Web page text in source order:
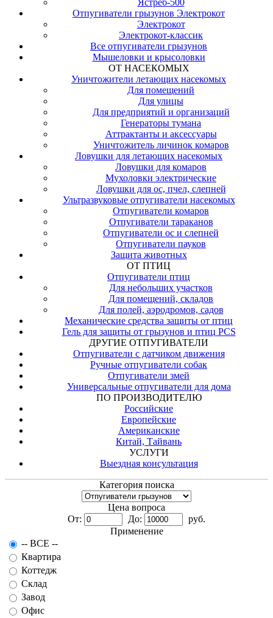
Ястреб-500
Отпугиватели грызунов Электрокот
Электрокот
Электрокот-классик
Все отпугиватели грызунов
Мышеловки и крысоловки
ОТ НАСЕКОМЫХ
Уничтожители летающих насекомых
Для помещений
Для улицы
Для предприятий и организаций
Генераторы тумана
Аттрактанты и аксессуары
Уничтожитель личинок комаров
Ловушки для летающих насекомых
Ловушки для комаров
Мухоловки электрические
Ловушки для ос, пчел, слепней
Ультразвуковые отпугиватели насекомых
Отпугиватели комаров
Отпугиватели тараканов
Отпугиватели ос и слепней
Отпугиватели пауков
Защита животных
ОТ ПТИЦ
Отпугиватели птиц
Для небольших участков
Для помещений, складов
Для полей, аэродромов, садов
Механические средства защиты от птиц
Гель для защиты от грызунов и птиц PCS
ДРУГИЕ ОТПУГИВАТЕЛИ
Отпугиватели с датчиком движения
Ручные отпугиватели собак
Отпугиватели змей
Универсальные отпугиватели для дома
ПО ПРОИЗВОДИТЕЛЮ
Российские
Европейские
Американские
Китай, Тайвань
УСЛУГИ
Выездная консультация
Категория поиска
Цена вопроса
От:
До:
руб.
Применение
-- ВСЕ --
Квартира
Коттедж
Склад
Завод
Офис